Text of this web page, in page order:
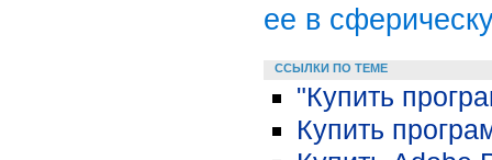
ее в
ССЫЛКИ ПО ТЕМЕ
"Купить
Купить